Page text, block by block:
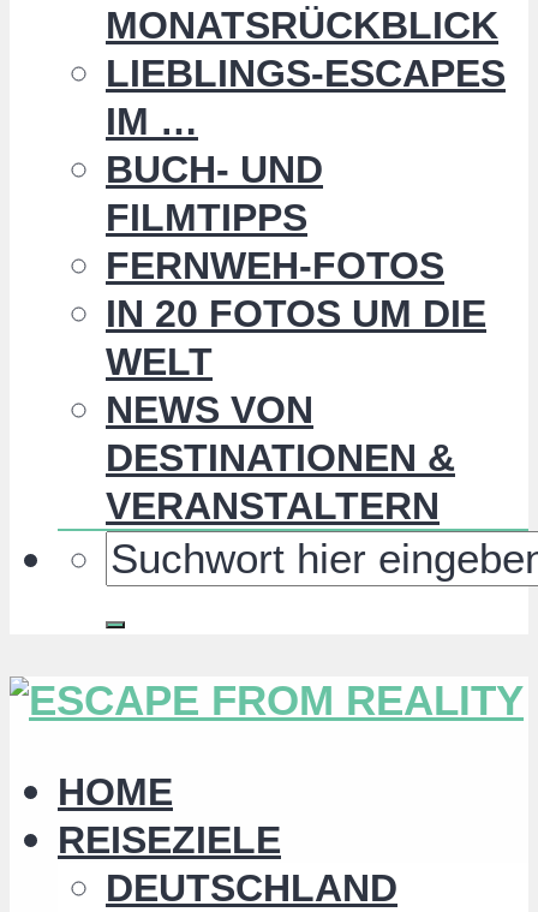
MONATSRÜCKBLICK
LIEBLINGS-ESCAPES
IM …
BUCH- UND
FILMTIPPS
FERNWEH-FOTOS
IN 20 FOTOS UM DIE
WELT
NEWS VON
DESTINATIONEN &
VERANSTALTERN
HOME
REISEZIELE
DEUTSCHLAND